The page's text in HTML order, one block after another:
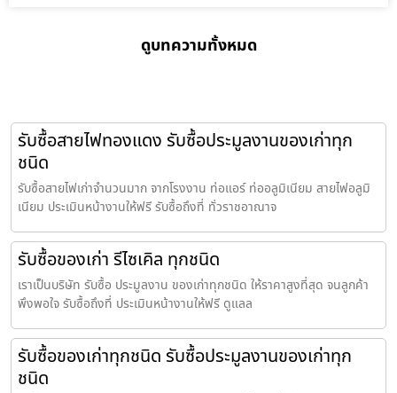
ดูบทความทั้งหมด
รับซื้อสายไฟทองแดง รับซื้อประมูลงานของเก่าทุก
ชนิด
รับซื้อสายไฟเก่าจำนวนมาก จากโรงงาน ท่อแอร์ ท่ออลูมิเนียม สายไฟอลูมิ
เนียม ประเมินหน้างานให้ฟรี รับซื้อถึงที่ ทั่วราชอาณาจ
รับซื้อของเก่า รีไซเคิล ทุกชนิด
เราเป็นบริษัท รับซื้อ ประมูลงาน ของเก่าทุกชนิด ให้ราคาสูงที่สุด จนลูกค้า
พึงพอใจ รับซื้อถึงที่ ประเมินหน้างานให้ฟรี ดูแลล
รับซื้อของเก่าทุกชนิด รับซื้อประมูลงานของเก่าทุก
ชนิด